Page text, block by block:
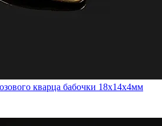
кварца бабочки 18x14x4мм